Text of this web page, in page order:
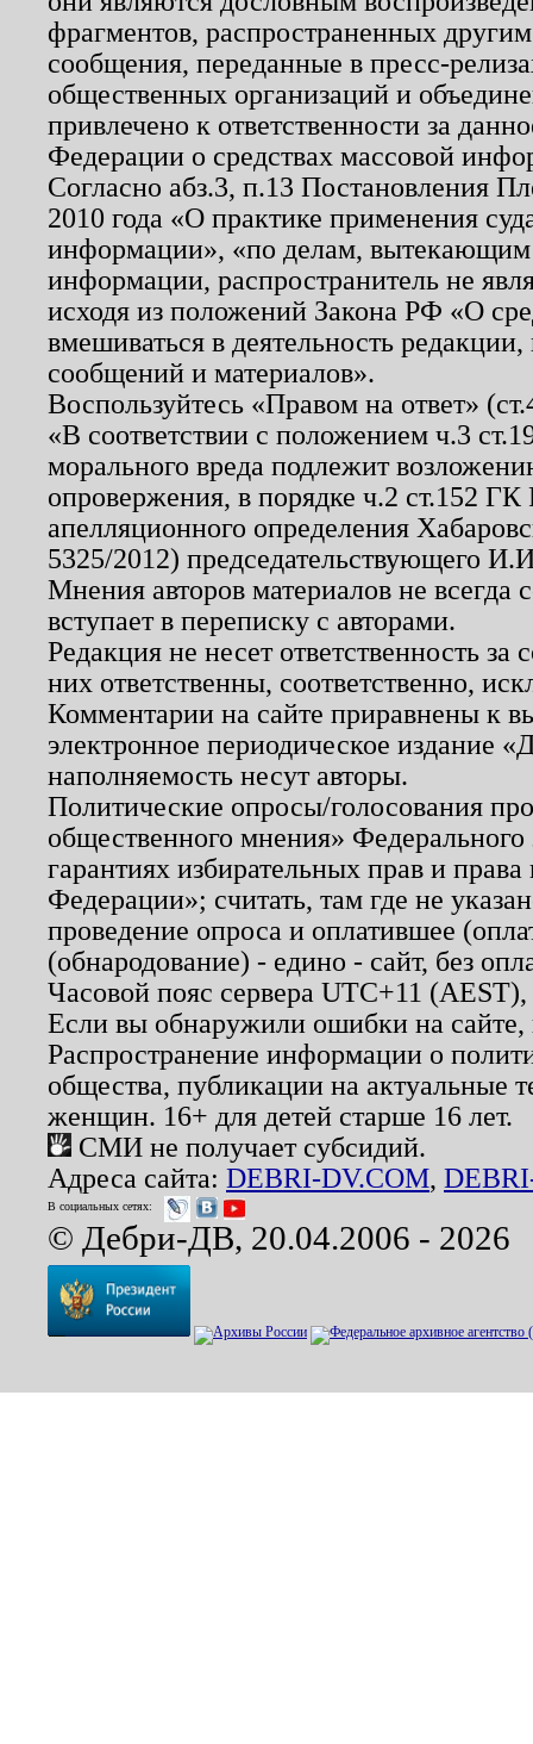
фрагментов, распространенных
сообщения, переданные в пресс-
общественных организаций и
привлечено к ответственности за
Федерации о средствах массовой
Согласно абз.3, п.13 Постановления
2010 года «О практике применения
информации», «по делам, вытекающим
информации, распространитель не
исходя из положений Закона РФ «О
вмешиваться в деятельность
сообщений и материалов».
Воспользуйтесь «Правом на ответ»
«В соответствии с положением ч.3
морального вреда подлежит
опровержения, в порядке ч.2 ст.152
апелляционного определения
5325/2012) председательствующего
Мнения авторов материалов не
вступает в переписку с авторами.
Редакция не несет ответственность
них ответственны, соответственно,
Комментарии на сайте приравнены к
электронное периодическое издание
наполняемость несут авторы.
Политические опросы/голосования
общественного мнения»
гарантиях избирательных прав и
Федерации»; считать, там где не
проведение опроса и оплатившее
(обнародование) - едино - сайт, без
Часовой пояс сервера UTC+11
Если вы обнаружили ошибки на
Распространение информации о
общества, публикации на актуальные
женщин. 16+ для детей старше 16 лет.
СМИ не получает субсидий.
Адреса сайта: DEBRI-DV.COM,
В социальных сетях:
© Дебри-ДВ, 20.04.2006 - 2026